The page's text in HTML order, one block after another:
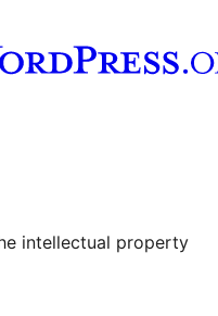
YouTube
conta de Tumblr
intellectual property